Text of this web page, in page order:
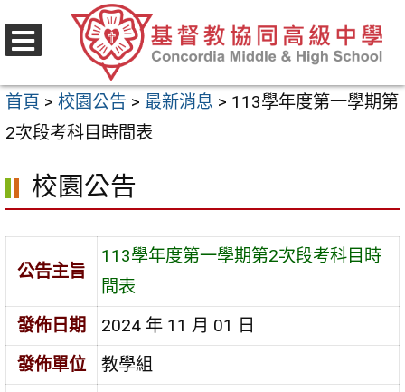
至
要
內
區
首頁 > 校園公告 > 最新消息 > 113學年度第一學期第
2次段考科目時間表
校園公告
公告主旨
113學年度第一學期第2次段考科目時
間表
發佈日期
2024 年 11 月 01 日
發佈單位
教學組
選
單